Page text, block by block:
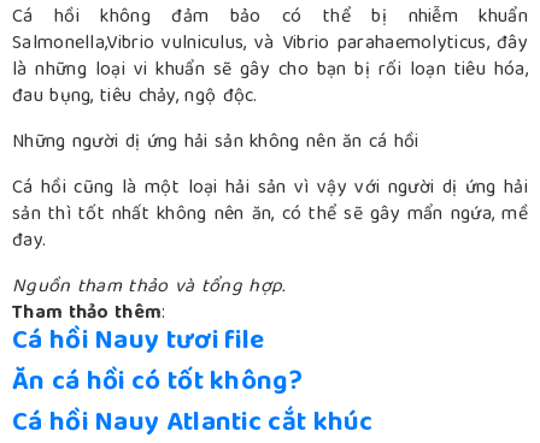
Cá hồi không đảm bảo có thể bị nhiễm khuẩn
Salmonella,Vibrio vulniculus, và Vibrio parahaemolyticus, đây
là những loại vi khuẩn sẽ gây cho bạn bị rối loạn tiêu hóa,
đau bụng, tiêu chảy, ngộ độc.
Những người dị ứng hải sản không nên ăn cá hồi
Cá hồi cũng là một loại hải sản vì vậy với người dị ứng hải
sản thì tốt nhất không nên ăn, có thể sẽ gây mẩn ngứa, mề
đay.
Nguồn tham thảo và tổng hợp.
Tham thảo thêm:
Cá hồi Nauy tươi file
Ăn cá hồi có tốt không?
Cá hồi Nauy Atlantic cắt khúc